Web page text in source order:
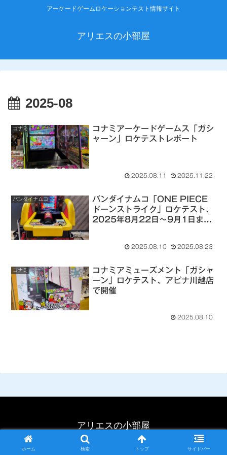
アーケードゲームロケーションテスト情報サイト
アリエスの小部屋
2025-08
コナミ
コナミアーケードゲームス「ガシ
ャーン」ロケテストレポート
2025.08.11 2025.11.22
バンダイナムコ
バンダイナムコ「ONE PIECE
ドーンストライク」ロケテスト、
2025年8月22日～9月1日まで
2025.08.10 2025.08.23
コナミ
コナミアミューズメント「ガシャ
ーン」ロケテスト、アピナ川越店
で開催
2025.08.10
アリエスの小部屋
Copyright © 2002-2026 アリエスの小部屋 All Rights Reserved.
ホーム 検索 トップ サイドバー